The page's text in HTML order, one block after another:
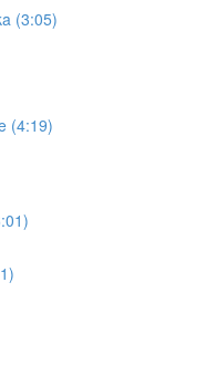
(3:05)
(4:19)